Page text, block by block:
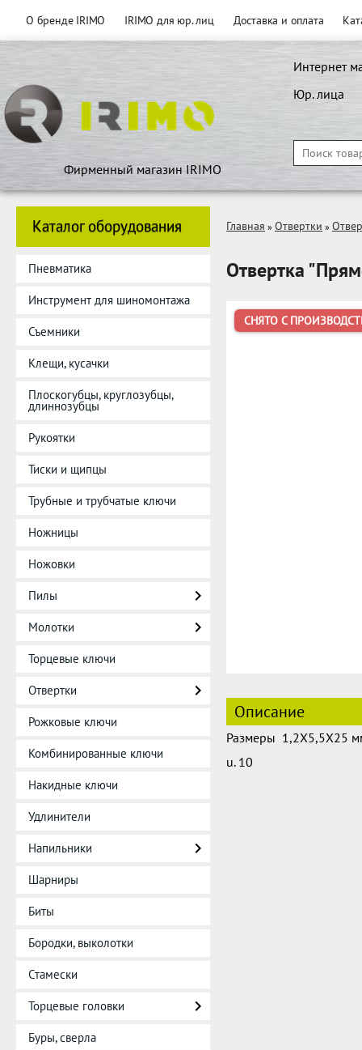
О бренде IRIMO IRIMO для юр. лиц Доставка и оплата
Фирменный магазин IRIMO
Интернет
Юр. лица
Каталог оборудования
Пневматика
Инструмент для шиномонтажа
Съемники
Клещи, кусачки
Плоскогубцы, круглозубцы,
длиннозубцы
Рукоятки
Тиски и щипцы
Трубные и трубчатые ключи
Ножницы
Ножовки
Пилы
Молотки
Торцевые ключи
Отвертки
Рожковые ключи
Комбинированные ключи
Накидные ключи
Удлинители
Напильники
Шарниры
Биты
Бородки, выколотки
Стамески
Торцевые головки
Буры, сверла
Главная » Отвертки »
Отвертка
СНЯТО С
Описание
Размеры 1,2Х5,5X25
u. 10